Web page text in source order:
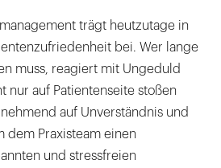
trägt heutzutage in
bei. Wer lange
muss, reagiert mit Ungeduld
nur auf Patientenseite stoßen
auf Unverständnis und
dem Praxisteam einen
und stressfreien